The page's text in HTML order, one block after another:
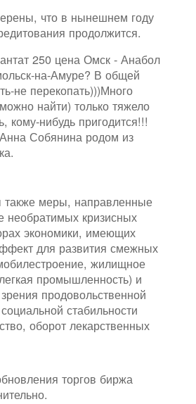
что в нынешнем году
продолжится.
250 цена Омск - Анабол
на-Амуре? В общей
не перекопать)))Много
найти) только тяжело
кому-нибудь пригодится!!!
Собянина родом из
также меры, направленные
необратимых кризисных
экономики, имеющих
для развития смежных
жилищное
промышленность) и
продовольственной
стабильности
оборот лекарственных
торгов биржа